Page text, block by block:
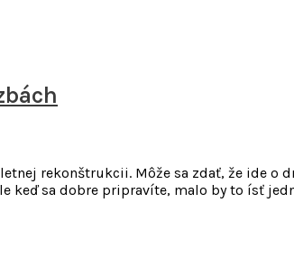
rekonštrukcii. Môže sa zdať, že ide o
keď sa dobre pripravíte, malo by to ísť